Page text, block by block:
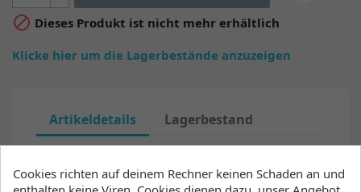
 Dieses Produkt ist nicht mehr erhältlich
Klicke hier um die Lagerbestände anzuzeigen
Artikeldetails Lagerbestand
77251-2001A
Cookies richten auf deinem Rechner keinen Schaden an und